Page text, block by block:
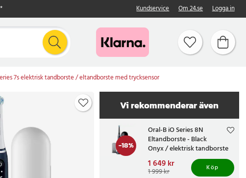
Kundservice Om 24.se Logga in
7s elektrisk tandborste / eltandborste med trycksensor
Vi rekommenderar även
-18%
Oral-B iO Series 8N
Eltandborste - Black
Onyx / elektrisk tandborste
med magnetisk teknik /
smart tandborste med app
Nuvarande pris:
1 649 kr Tidigare pris:1 999 kr
1 649 kr
1 999 kr Köp